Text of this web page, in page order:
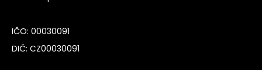
IČO: 00030091
DIČ: CZ00030091